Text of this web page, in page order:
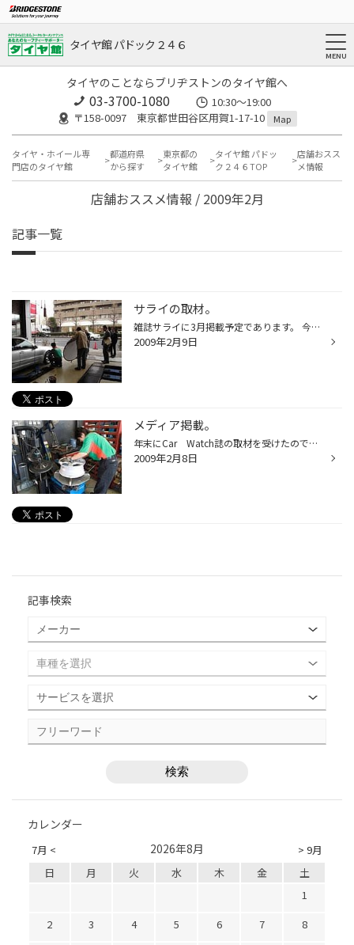
タイヤ館 パドック２４６
タイヤのことならブリヂストンのタイヤ館へ
03-3700-1080
10:30～19:00
〒158-0097 東京都世田谷区用賀1-17-10
Map
タイヤ・ホイール専
門店のタイヤ館
都道府県
から探す
東京都の
タイヤ館
タイヤ館 パドッ
ク２４６TOP
店舗おスス
メ情報
店舗おススメ情報 / 2009年2月
記事一覧
サライの取材。
雑誌サライに3月掲載予定であります。 今回は環境タイヤ「エコピア」について、店長のトークと作業の一コマ。
2009年2月9日
メディア掲載。
年末にCar Watch誌の取材を受けたのですが、作業開始から終了までの一連の流れがわかりやすく掲載されております。
2009年2月8日
記事検索
カレンダー
7月 < > 9月
2026年8月
日 月 火 水 木 金
土
1
2
3 4 5 6 7
8